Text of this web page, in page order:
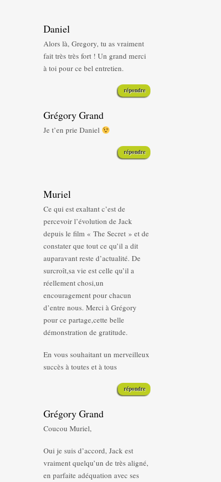
Daniel
Alors là, Gregory, tu as vraiment
fait très très fort ! Un grand merci
à toi pour ce bel entretien.
répondre
Grégory Grand
Je t’en prie Daniel
répondre
Muriel
Ce qui est exaltant c’est de
percevoir l’évolution de Jack
depuis le film « The Secret » et de
constater que tout ce qu’il a dit
auparavant reste d’actualité. De
surcroît,sa vie est celle qu’il a
réellement chosi,un
encouragement pour chacun
d’entre nous. Merci à Grégory
pour ce partage,cette belle
démonstration de gratitude.
En vous souhaitant un merveilleux
succès à toutes et à tous
répondre
Grégory Grand
Coucou Muriel,
Oui je suis d’accord, Jack est
vraiment quelqu’un de très aligné,
en parfaite adéquation avec ses